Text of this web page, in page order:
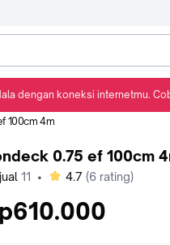
100cm 4m
0.75 ef 100cm
11 • bintang
4.7 (6 rating)
dengan koneksi internetmu.